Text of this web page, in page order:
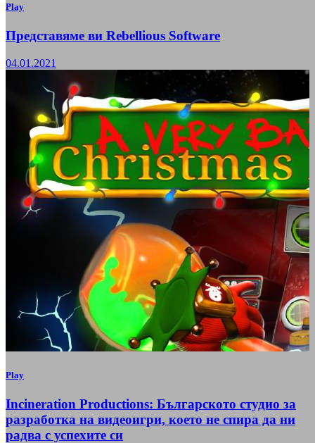
Play
Представяме ви Rebellious Software
04.01.2021
Play
Incineration Productions: Българското студио за
разработка на видеоигри, което не спира да ни
радва с успехите си